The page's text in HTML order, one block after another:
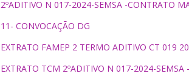
2ºADITIVO N 017-2024-SEMSA -CONTRATO
11- CONVOCAÇÃO DG
EXTRATO FAMEP 2 TERMO ADITIVO CT 019
EXTRATO TCM 2ºADITIVO N 017-2024-